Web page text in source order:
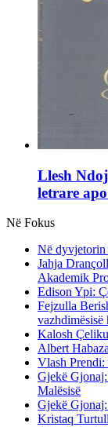
Llesh
letrare
Në Fokus
Në dyvjetorin
Jahja
Akademik
Edison Ypi:
Fejzulla
vazhdimësisë
Kalosh
Albert
Vlash
Gjekë
Malësisë
Gjekë
Kristaq